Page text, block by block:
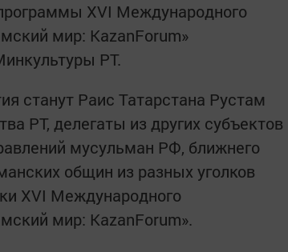
XVI Международного
мир: KazanForum»
РТ.
станут Раис Татарстана Рустам
РТ, делегаты из других субъектов
мусульман РФ, ближнего
общин из разных уголков
XVI Международного
мир: KazanForum».